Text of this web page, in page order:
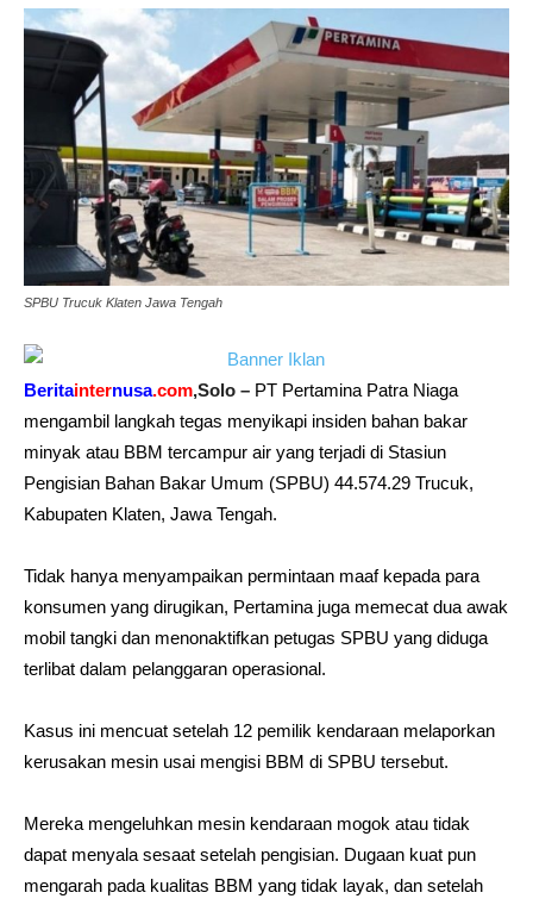
SPBU Trucuk Klaten Jawa Tengah
Beritainternusa.com,Solo – PT Pertamina Patra Niaga
mengambil langkah tegas menyikapi insiden bahan bakar
minyak atau BBM tercampur air yang terjadi di Stasiun
Pengisian Bahan Bakar Umum (SPBU) 44.574.29 Trucuk,
Kabupaten Klaten, Jawa Tengah.
Tidak hanya menyampaikan permintaan maaf kepada para
konsumen yang dirugikan, Pertamina juga memecat dua awak
mobil tangki dan menonaktifkan petugas SPBU yang diduga
terlibat dalam pelanggaran operasional.
Kasus ini mencuat setelah 12 pemilik kendaraan melaporkan
kerusakan mesin usai mengisi BBM di SPBU tersebut.
Mereka mengeluhkan mesin kendaraan mogok atau tidak
dapat menyala sesaat setelah pengisian. Dugaan kuat pun
mengarah pada kualitas BBM yang tidak layak, dan setelah